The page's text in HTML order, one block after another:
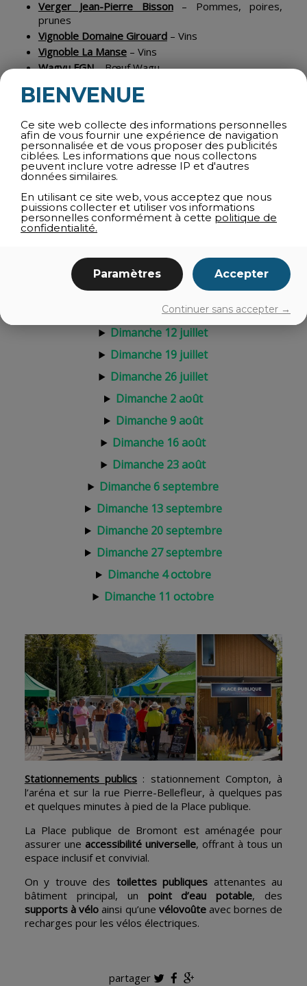
Verger Jean-Pierre Bisson– Pommes, poires,
prunes
Vignoble Domaine Girouard– Vins
Vignoble La Manse– Vins
Wagyu FGN – Bœuf Wagu
Cliquez ici pour voir les dates de
CALENDRIER PAR DATE
DE MARCHÉ :
producteurs qui seront présents.
Dimanche 28 juin
Dimanche 5 juillet
Dimanche 12 juillet
Dimanche 19 juillet
Dimanche 26 juillet
Dimanche 2 août
Dimanche 9 août
Dimanche 16 août
Dimanche 23 août
Dimanche 6 septembre
Dimanche 13 septembre
Dimanche 20 septembre
Dimanche 27 septembre
Dimanche 4 octobre
Dimanche 11 octobre
Stationnements publics : stationnement Compton, à
l’aréna et sur la rue Pierre-Bellefleur, à quelques pas
et quelques minutes à pied de la Place publique.
La Place publique de Bromont est aménagée pour
assurer une accessibilité universelle, offrant à tous un
espace inclusif et convivial.
On y trouve des toilettes publiques attenantes au
bâtiment principal, un point d’eau potable, des
supports à vélo ainsi qu’une vélovoûteavec bornes de
recharges pour les vélos électriques.
partager
BIENVENUE
Ce site web collecte des informations personnelles
afin de vous fournir une expérience de navigation
personnalisée et de vous proposer des publicités
ciblées. Les informations que nous collectons
peuvent inclure votre adresse IP et d'autres
données similaires.
En utilisant ce site web, vous acceptez que nous
puissions collecter et utiliser vos informations
personnelles conformément à cette politique de
confidentialité.
Paramètres Accepter
Continuer sans accepter →